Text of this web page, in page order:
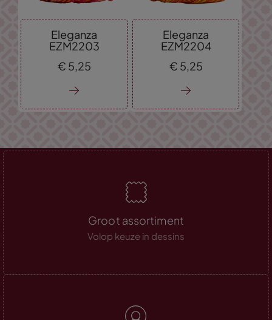
Eleganza
EZM2203
€ 5,25
Eleganza
EZM2204
€ 5,25
Groot assortiment
Volop keuze in dessins